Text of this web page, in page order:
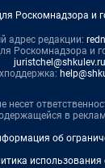
Роскомнадзора и
адрес редакции:
Роскомнадзора и
juristchel@shkulev.ru
несет
в
об
использования